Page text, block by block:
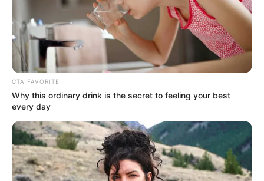
Προσφέρετε ρεπορτάζ για τροχαία και την κίνηση
στους δρόμους;
Πού μπορώ να δω τις προγραμματισμένες απεργίες
και κινητοποιήσεις;
Υπάρχει άμεση καταγραφή για σεισμικές δονήσεις; +
Καλύπτετε θέματα που αφορούν επιδόματα και
παροχές;
+
CTA FAVORITE
Why this ordinary drink is the secret to feeling your best
every day